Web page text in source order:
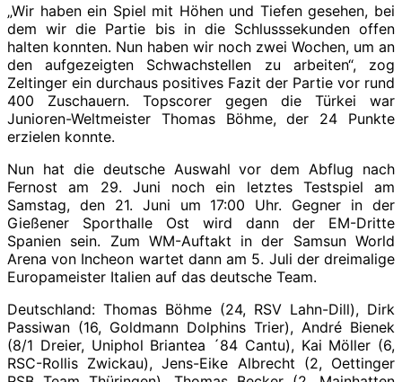
„Wir haben ein Spiel mit Höhen und Tiefen gesehen, bei
dem wir die Partie bis in die Schlusssekunden offen
halten konnten. Nun haben wir noch zwei Wochen, um an
den aufgezeigten Schwachstellen zu arbeiten“, zog
Zeltinger ein durchaus positives Fazit der Partie vor rund
400 Zuschauern. Topscorer gegen die Türkei war
Junioren-Weltmeister Thomas Böhme, der 24 Punkte
erzielen konnte.
Nun hat die deutsche Auswahl vor dem Abflug nach
Fernost am 29. Juni noch ein letztes Testspiel am
Samstag, den 21. Juni um 17:00 Uhr. Gegner in der
Gießener Sporthalle Ost wird dann der EM-Dritte
Spanien sein. Zum WM-Auftakt in der Samsun World
Arena von Incheon wartet dann am 5. Juli der dreimalige
Europameister Italien auf das deutsche Team.
Deutschland: Thomas Böhme (24, RSV Lahn-Dill), Dirk
Passiwan (16, Goldmann Dolphins Trier), André Bienek
(8/1 Dreier, Uniphol Briantea ´84 Cantu), Kai Möller (6,
RSC-Rollis Zwickau), Jens-Eike Albrecht (2, Oettinger